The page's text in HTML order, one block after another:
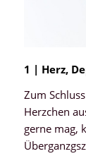
1 | Herz,
Zum
Herzchen
gerne mag,